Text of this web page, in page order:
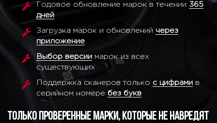
Годовое обновление марок в течении 365
дней
Загрузка марок и обновлений через
приложение
Выбор версии марок из всех
существующих
Поддержка сканеров только с цифрами в
серийном номере без букв
Только проверенные марки, которые не навредят